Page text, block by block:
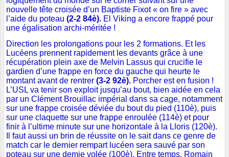
nouvelle tête croisée d’un Baptiste Fixot « on fire » avec
l’aide du poteau (2-2 84è). El Viking a encore frappé pour
une égalisation archi-méritée !
Direction les prolongations pour les 2 formations. Et les
Lucéens prennent rapidement les devants grâce à une
récupération plein axe de Melvin Lassus qui crucifie le
gardien d’une frappe en force du gauche qui heurte le
montant avant de rentrer (3-2 92è). Porcher est en fusion !
L’USL va tenir son exploit jusqu’au bout, bien aidée en cela
par un Clément Brouillac impérial dans sa cage, notamment
sur une frappe croisée déviée du bout du pied (110è), puis
sur une claquette sur une frappe enroulée (114è) et pour
finir à l’ultime minute sur une horizontale à la Lloris (120è).
Il faut aussi un brin de réussite on le sait dans ce genre de
match car le dernier rempart lucéen sera sauvé par son
poteau sur une demie volée (100è). Entre temps, Romain